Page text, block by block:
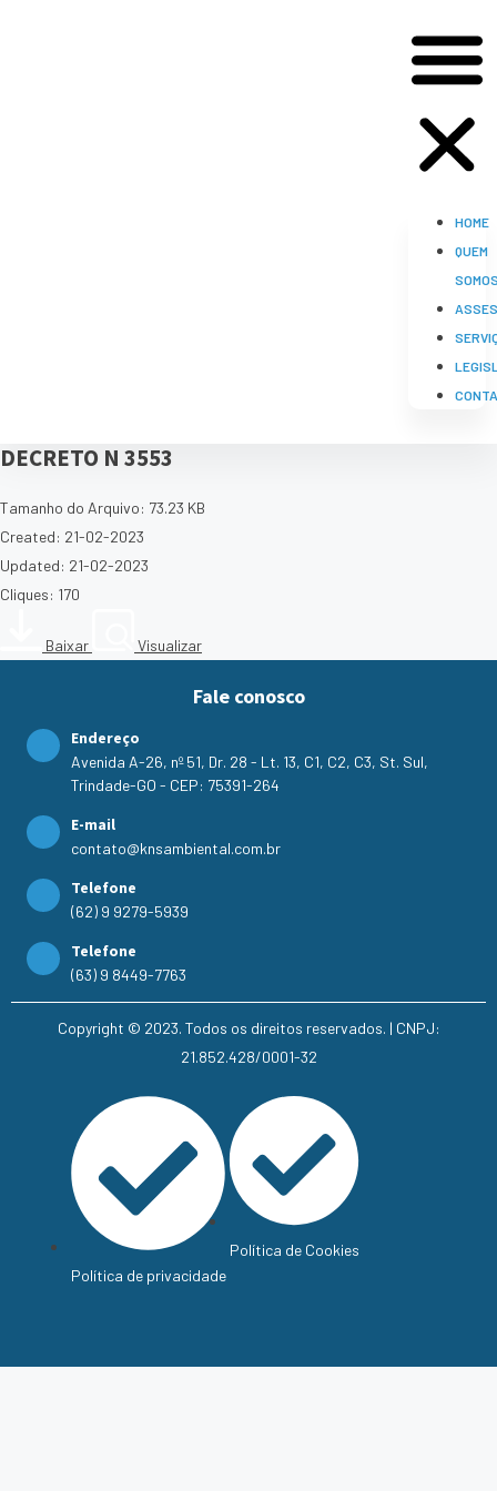
HOME
QUEM
DECRETO N 3553
Tamanho do Arquivo: 73.23 KB
Created: 21-02-2023
Updated: 21-02-2023
Cliques: 170
Baixar Visualizar
Fale conosco
Endereço
Avenida A-26, nº 51, Dr. 28 - Lt. 13, C1, C2, C3, St. Sul,
Trindade-GO - CEP: 75391-264
E-mail
contato@knsambiental.com.br
Telefone
(62) 9 9279-5939
Telefone
(63) 9 8449-7763
Copyright © 2023. Todos os direitos reservados. | CNPJ:
21.852.428/0001-32
Política de privacidade
Política de Cookies